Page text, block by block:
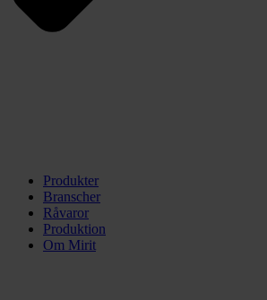
Produkter
Branscher
Råvaror
Produktion
Om Mirit